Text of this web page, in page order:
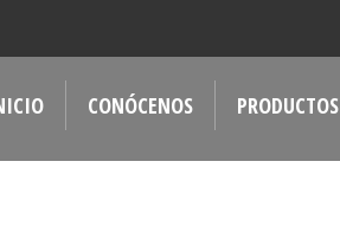
CONÓCENOS PRODUCTOS